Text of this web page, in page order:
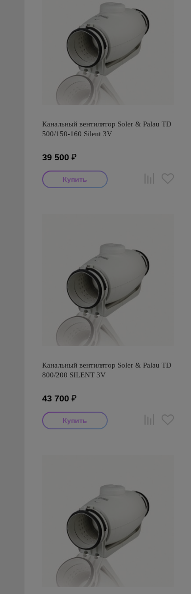
Канальный вентилятор Soler & Palau TD
500/150-160 Silent 3V
39 500 ₽
Канальный вентилятор Soler & Palau TD
800/200 SILENT 3V
43 700 ₽